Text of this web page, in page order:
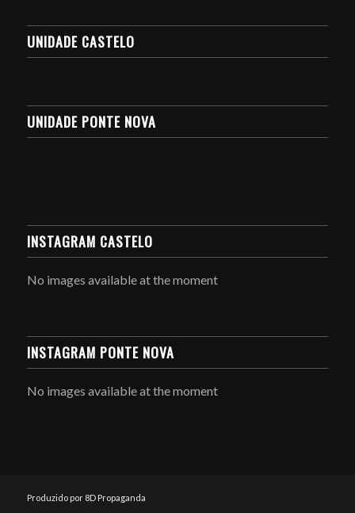
UNIDADE CASTELO
UNIDADE PONTE NOVA
INSTAGRAM CASTELO
No images available at the moment
INSTAGRAM PONTE NOVA
No images available at the moment
Produzido por 8D Propaganda